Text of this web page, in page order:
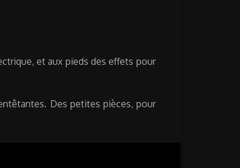
et aux pieds des effets pour
Des petites pièces, pour